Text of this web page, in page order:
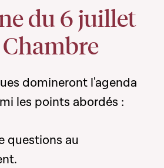
du 6 juillet
domineront l'agenda
les points abordés :
questions au